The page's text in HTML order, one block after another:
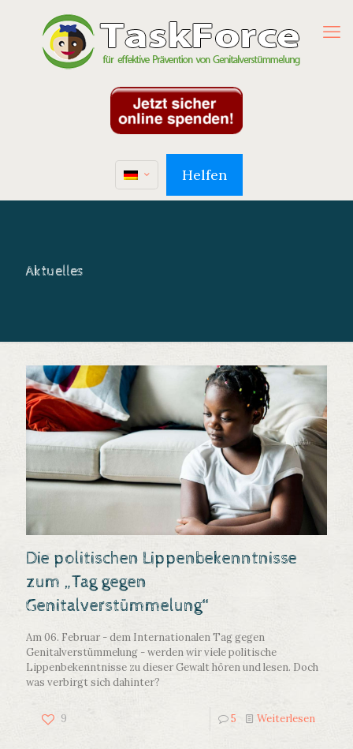
Helfen
Aktuelles
Die politischen Lippenbekenntnisse
zum „Tag gegen
Genitalverstümmelung“
Am 06. Februar - dem Internationalen Tag gegen
Genitalverstümmelung - werden wir viele politische
Lippenbekenntnisse zu dieser Gewalt hören und lesen. Doch
was verbirgt sich dahinter?
9 5 Weiterlesen